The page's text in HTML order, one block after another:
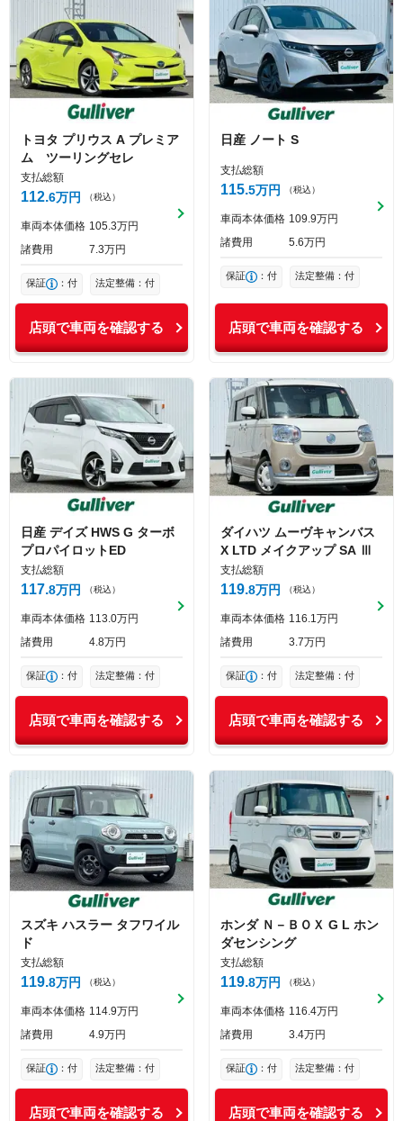
トヨタ プリウス A プレミア
ム ツーリングセレ
支払総額
112 6万円 （税込）
車両本体価格 105 3万円
諸費用
7 3万円
保証 ：付 法定整備：付
店頭で車両を確認する
日産 ノート S
支払総額
115 5万円 （税込）
車両本体価格 109 9万円
諸費用
5 6万円
保証 ：付 法定整備：付
店頭で車両を確認する
日産 デイズ HWS G ターボ
プロパイロットED
支払総額
117 8万円 （税込）
車両本体価格 113 0万円
諸費用
4 8万円
保証 ：付 法定整備：付
店頭で車両を確認する
ダイハツ ムーヴキャンバス
X LTD メイクアップ SA Ⅲ
支払総額
119 8万円 （税込）
車両本体価格 116 1 万円
諸費用
3 7万円
保証 ：付 法定整備：付
店頭で車両を確認する
スズキ ハスラー タフワイル
ド
支払総額
119 8万円 （税込）
車両本体価格 114 9万円
諸費用
4 9万円
保証 ：付 法定整備：付
店頭で車両を確認する
ホンダ Ｎ－ＢＯＸ G L ホン
ダセンシング
支払総額
119 8万円 （税込）
車両本体価格 116 4万円
諸費用
3 4万円
保証 ：付 法定整備：付
店頭で車両を確認する